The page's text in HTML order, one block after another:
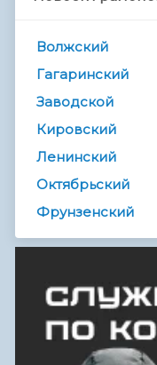
Волжский
Гагаринский
Заводской
Кировский
Ленинский
Октябрьский
Фрунзенский